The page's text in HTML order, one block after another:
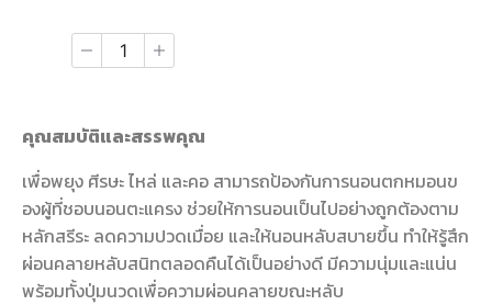
คุณสมบัติและสรรพคุณ
เพื่อพยุง ศีรษะ ไหล่ และคอ สามารถป้องกันการนอนตกหมอนข
องผู้ที่ชอบนอนตะแครง ช่วยให้การนอนเป็นไปอย่างถูกต้องตาม
หลักสรีระ ลดความปวดเมื่อย และให้นอนหลับสบายขึ้น ทำให้รู้สึก
ผ่อนคลายหลับสนิทตลอดคืนได้เป็นอย่างดี มีความนุ่มและแน่น
พร้อมทั้งปุ่มนวดเพื่อความผ่อนคลายขณะหลับ